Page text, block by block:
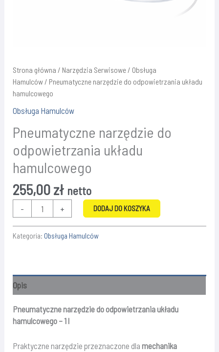
Strona główna / Narzędzia Serwisowe / Obsługa
Hamulców / Pneumatyczne narzędzie do odpowietrzania układu
hamulcowego
Obsługa Hamulców
Pneumatyczne narzędzie do
odpowietrzania układu
hamulcowego
255,00zł netto
-
Pneumatyczne
narzędzie
do
hamulcowego
+ DODAJ DO KOSZYKA
Kategoria:Obsługa Hamulców
Opis
Pneumatyczne narzędzie do odpowietrzania układu
hamulcowego – 1 l
Praktyczne narzędzie przeznaczone dlamechanika